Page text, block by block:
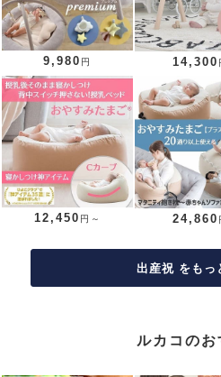
9,980 円 14,300
12,450 円～ 24,860
出産祝 をもっ
ルカコのお